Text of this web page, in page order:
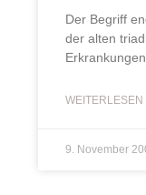
Der Begriff
der alten
WEITERLESEN
9. November